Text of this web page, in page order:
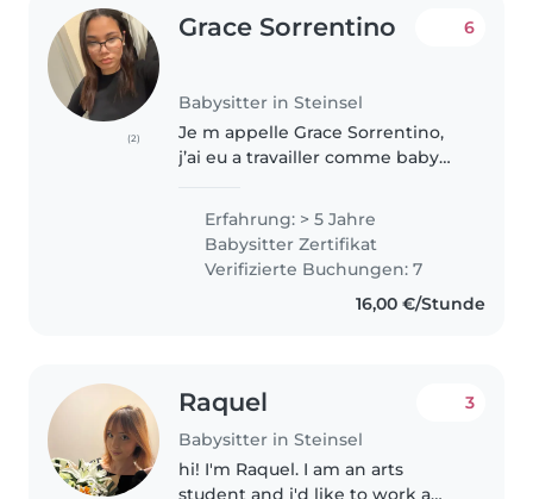
(2)
Grace Sorrentino
Babysitter in Steinsel
6
Je m appelle Grace Sorrentino,
j’ai eu a travailler comme baby
acquérir beaucoup d’expérience.
Je suis disponible dans la
semaine à partir de 15h et..
Erfahrung: > 5 Jahre
Babysitter Zertifikat
Verifizierte Buchungen: 7
16,00 €/Stunde
Raquel
Babysitter in Steinsel
3
hi! I'm Raquel. I am an arts
student and i'd like to work a